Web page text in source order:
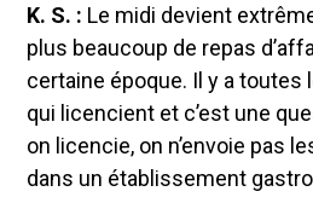
K. S. : Le midi devient
plus beaucoup de repas
certaine époque. Il y a
qui licencient et c’est une
on licencie, on n’envoie pas
dans un établissement